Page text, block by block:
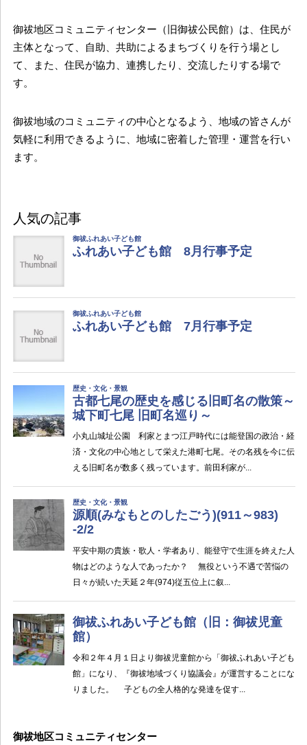
御祓地区コミュニティセンター（旧御祓公民館）は、住民が
主体となって、自助、共助によるまちづくりを行う場とし
て、また、住民が協力、連携したり、交流したりする場で
す。
御祓地域のコミュニティの中心となるよう、地域の皆さんが
気軽に利用できるように、地域に密着した管理・運営を行い
ます。
人気の記事
御祓地区コミュニティセンター